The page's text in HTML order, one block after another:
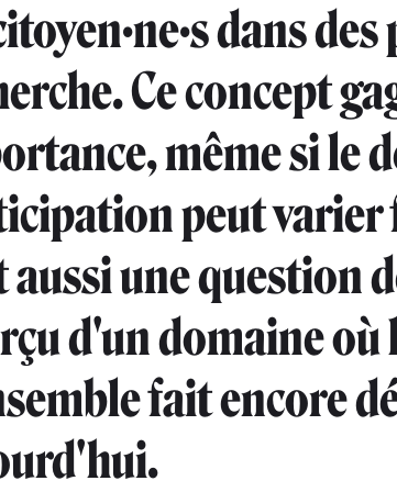
dans
Ce concept
même si le
peut
aussi une question
d'un domaine où
fait encore